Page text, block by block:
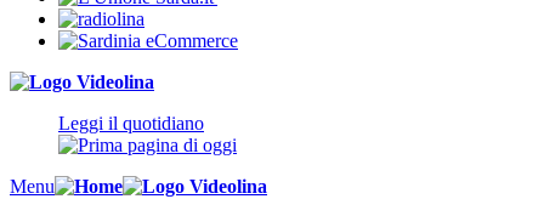
Leggi il quotidiano
Menu